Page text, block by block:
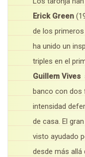
Erick Green
de los
ha unido un
triples en el
Guillem Vives
banco con dos
intensidad
de casa. El
visto ayudado
desde más allá